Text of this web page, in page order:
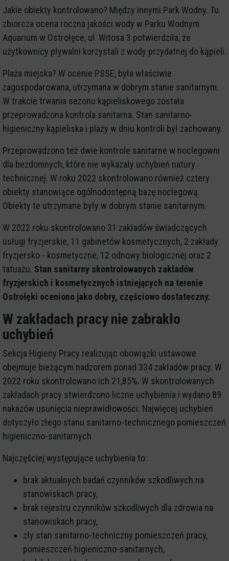
Jakie obiekty kontrolowano? Między innymi Park Wodny. Tu
zbiorcza ocena roczna jakości wody w Parku Wodnym
Aquarium w Ostrołęce, ul. Witosa 3 potwierdziła, że
użytkownicy pływalni korzystali z wody przydatnej do kąpieli.
Plaża miejska? W ocenie PSSE, była właściwie
zagospodarowana, utrzymana w dobrym stanie sanitarnym.
W trakcie trwania sezonu kąpieliskowego została
przeprowadzona kontrola sanitarna. Stan sanitarno-
higieniczny kąpieliska i plaży w dniu kontroli był zachowany.
Przeprowadzono też dwie kontrole sanitarne w noclegowni
dla bezdomnych, które nie wykazały uchybień natury
technicznej. W roku 2022 skontrolowano również cztery
obiekty stanowiące ogólnodostępną bazę noclegową.
Obiekty te utrzymane były w dobrym stanie sanitarnym.
W 2022 roku skontrolowano 31 zakładów świadczących
usługi fryzjerskie, 11 gabinetów kosmetycznych, 2 zakłady
fryzjersko - kosmetyczne, 12 odnowy biologicznej oraz 2
tatuażu. Stan sanitarny skontrolowanych zakładów
fryzjerskich i kosmetycznych istniejących na terenie
Ostrołęki oceniono jako dobry, częściowo dostateczny.
W zakładach pracy nie zabrakło
uchybień
Sekcja Higieny Pracy realizując obowiązki ustawowe
obejmuje bieżącym nadzorem ponad 334 zakładów pracy. W
2022 roku skontrolowano ich 21,85%. W skontrolowanych
zakładach pracy stwierdzono liczne uchybienia i wydano 89
nakazów usunięcia nieprawidłowości. Najwięcej uchybień
dotyczyło złego stanu sanitarno-technicznego pomieszczeń
higieniczno-sanitarnych
Najczęściej występujące uchybienia to:
brak aktualnych badań czynników szkodliwych na
stanowiskach pracy,
brak rejestru czynników szkodliwych dla zdrowia na
stanowiskach pracy,
zły stan sanitarno-techniczny pomieszczeń pracy,
pomieszczeń higieniczno-sanitarnych,